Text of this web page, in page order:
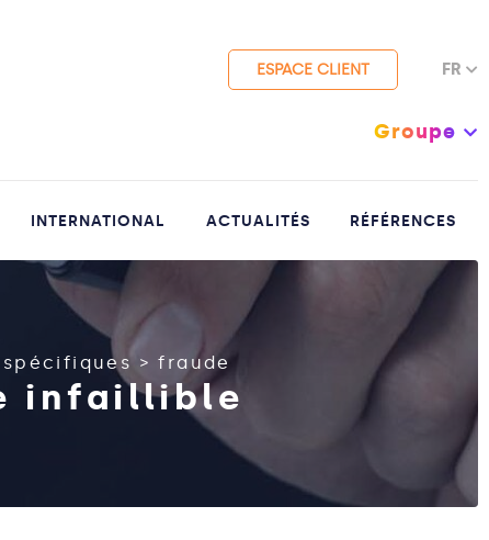
ESPACE CLIENT FR
Groupe
INTERNATIONAL ACTUALITÉS RÉFÉRENCES
spécifiques>fraude
infaillible